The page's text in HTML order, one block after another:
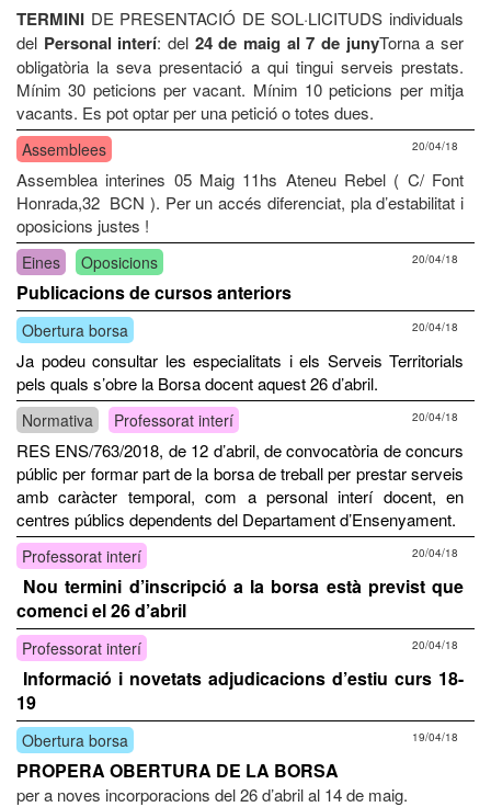
TERMINI DE PRESENTACIÓ DE SOL·LICITUDS individuals
del Personal interí: del 24 de maig al 7 de junyTorna a ser
obligatòria la seva presentació a qui tingui serveis prestats.
Mínim 30 peticions per vacant. Mínim 10 peticions per mitja
vacants. Es pot optar per una petició o totes dues.
Assemblees 20/04/18
Assemblea interines 05 Maig 11hs Ateneu Rebel ( C/ Font
Honrada,32 BCN ). Per un accés diferenciat, pla d’estabilitat i
oposicions justes !
Eines Oposicions 20/04/18
Publicacions de cursos anteriors
Obertura borsa 20/04/18
Ja podeu consultar les especialitats i els Serveis Territorials
pels quals s’obre la Borsa docent aquest 26 d’abril.
Normativa Professorat interí 20/04/18
RES ENS/763/2018, de 12 d’abril, de convocatòria de concurs
públic per formar part de la borsa de treball per prestar serveis
amb caràcter temporal, com a personal interí docent, en
centres públics dependents del Departament d’Ensenyament.
Professorat interí 20/04/18
Nou termini d’inscripció a la borsa està previst que
comenci el 26 d’abril
Professorat interí 20/04/18
Informació i novetats adjudicacions d’estiu curs 18-
19
Obertura borsa 19/04/18
PROPERA OBERTURA DE LA BORSA
per a noves incorporacions del 26 d’abril al 14 de maig.